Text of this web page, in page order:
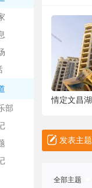
部
日
发表主题
全部主题